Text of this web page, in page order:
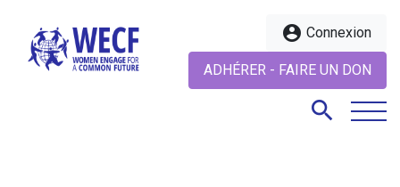
account_circle Connexion
ADHÉRER - FAIRE UN DON
search